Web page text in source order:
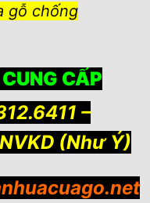
gỗ chống
CẤP
–
(Như Ý)